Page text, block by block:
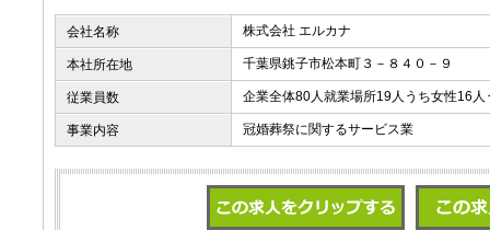
会社名称 株式会社 エルカナ
本社所在地 千葉県銚子市松本町３－８４０－９
従業員数 企業全体80人就業場所19人うち女性16
事業内容 冠婚葬祭に関するサービス業